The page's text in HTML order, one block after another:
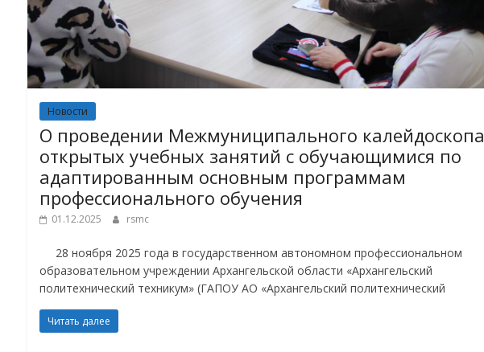
Новости
О проведении Межмуниципального калейдоскопа
открытых учебных занятий с обучающимися по
адаптированным основным программам
профессионального обучения
01.12.2025 rsmc
28 ноября 2025 года в государственном автономном профессиональном
образовательном учреждении Архангельской области «Архангельский
политехнический техникум» (ГАПОУ АО «Архангельский политехнический
Читать далее